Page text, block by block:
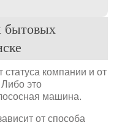
бытовых
компании и от
Либо это
машина.
от способа